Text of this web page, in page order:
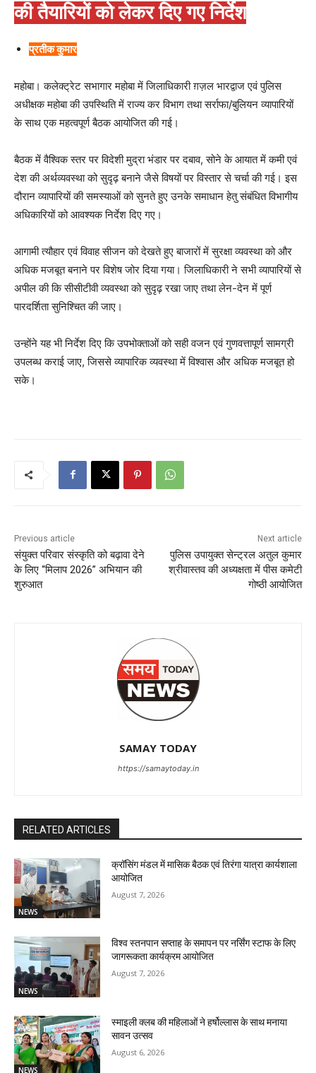
की तैयारियों को लेकर दिए गए निर्देश
प्रतीक कुमार
महोबा। कलेक्ट्रेट सभागार महोबा में जिलाधिकारी ग़ज़ल भारद्वाज एवं पुलिस
अधीक्षक महोबा की उपस्थिति में राज्य कर विभाग तथा सर्राफा/बुलियन व्यापारियों
के साथ एक महत्वपूर्ण बैठक आयोजित की गई।
बैठक में वैश्विक स्तर पर विदेशी मुद्रा भंडार पर दबाव, सोने के आयात में कमी एवं
देश की अर्थव्यवस्था को सुदृढ़ बनाने जैसे विषयों पर विस्तार से चर्चा की गई। इस
दौरान व्यापारियों की समस्याओं को सुनते हुए उनके समाधान हेतु संबंधित विभागीय
अधिकारियों को आवश्यक निर्देश दिए गए।
आगामी त्यौहार एवं विवाह सीजन को देखते हुए बाजारों में सुरक्षा व्यवस्था को और
अधिक मजबूत बनाने पर विशेष जोर दिया गया। जिलाधिकारी ने सभी व्यापारियों से
अपील की कि सीसीटीवी व्यवस्था को सुदृढ़ रखा जाए तथा लेन-देन में पूर्ण
पारदर्शिता सुनिश्चित की जाए।
उन्होंने यह भी निर्देश दिए कि उपभोक्ताओं को सही वजन एवं गुणवत्तापूर्ण सामग्री
उपलब्ध कराई जाए, जिससे व्यापारिक व्यवस्था में विश्वास और अधिक मजबूत हो
सके।
Previous article
संयुक्त परिवार संस्कृति को बढ़ावा देने
के लिए “मिलाप 2026” अभियान की
शुरुआत
Next article
पुलिस उपायुक्त सेन्ट्रल अतुल कुमार
श्रीवास्तव की अध्यक्षता में पीस कमेटी
गोष्ठी आयोजित
SAMAY TODAY
https://samaytoday.in
RELATED ARTICLES
NEWS
क्रॉसिंग मंडल में मासिक बैठक एवं तिरंगा यात्रा कार्यशाला
आयोजित
August 7, 2026
NEWS
विश्व स्तनपान सप्ताह के समापन पर नर्सिंग स्टाफ के लिए
जागरूकता कार्यक्रम आयोजित
August 7, 2026
NEWS
स्माइली क्लब की महिलाओं ने हर्षोल्लास के साथ मनाया
सावन उत्सव
August 6, 2026